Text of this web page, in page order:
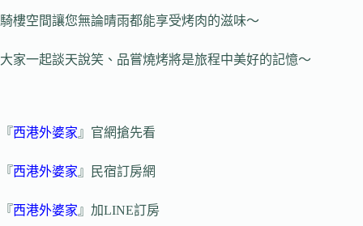
騎樓空間讓您無論晴雨都能享受烤肉的滋味～
大家一起談天說笑、品嘗燒烤將是旅程中美好的記憶～
『西港外婆家 』官網搶先看
『西港外婆家 』民宿訂房網
『西港外婆家 』加LINE訂房